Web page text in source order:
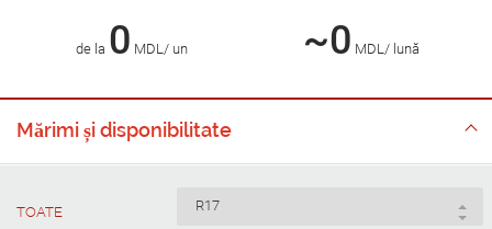
de la 0 MDL/ un ~0 MDL/ lună
Mărimi și disponibilitate
TOATE